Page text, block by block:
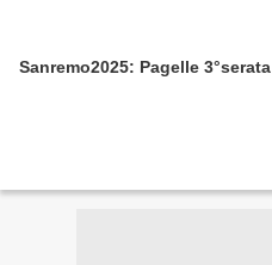
Sanremo2025: Pagelle 3°serata